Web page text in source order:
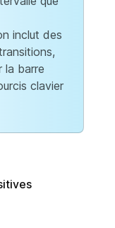
inclut des
la barre
clavier